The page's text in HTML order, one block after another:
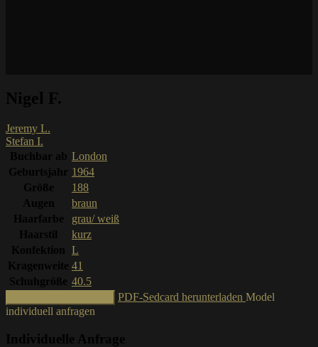
Nigel F.
Jeremy L.
Stefan I.
Buchbar ab London
Geburtsjahr 1964
Größe
188
Augen
braun
Haarfarbe
grau/ weiß
Haarstil
kurz
Konfektion
L
Kragenweite 41
Schuhgröße 40.5
PDF-Sedcard herunterladen Model
individuell anfragen
Individuelle Anfrage